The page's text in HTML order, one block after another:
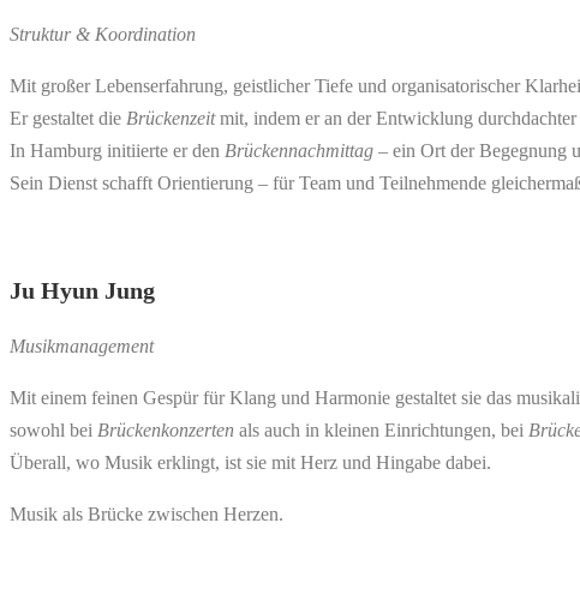
Struktur & Koordination
Mit großer Lebenserfahrung, geistlicher Tiefe und organisatorischer
Er gestaltet die Brückenzeitmit, indem er an der Entwicklung
In Hamburg initiierte er den Brückennachmittag – ein Ort der Begegnung
Sein Dienst schafft Orientierung – für Team und Teilnehmende
Ju Hyun Jung
Musikmanagement
Mit einem feinen Gespür für Klang und Harmonie gestaltet sie das
sowohl bei Brückenkonzerten als auch in kleinen Einrichtungen, bei
Überall, wo Musik erklingt, ist sie mit Herz und Hingabe dabei.
Musik als Brücke zwischen Herzen.